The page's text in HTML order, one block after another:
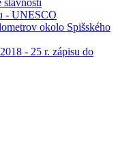
- UNESCO
okolo Spišského
- 25 r. zápisu do